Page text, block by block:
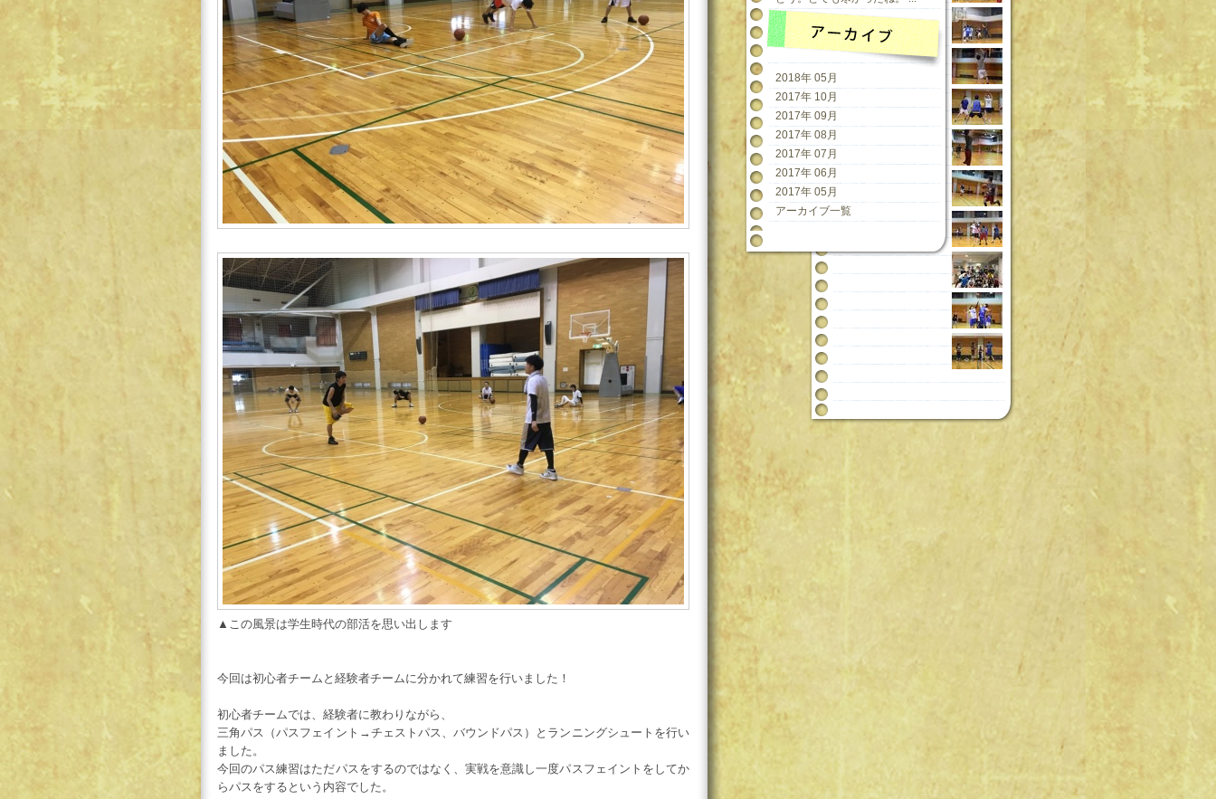
▲この風景は学生時代の部活を思い出します
今回は初心者チームと経験者チームに分かれて練習を行いました！
初心者チームでは、経験者に教わりながら、
三角パス（パスフェイント→チェストパス、バウンドパス）とランニングシュートを行い
ました。
今回のパス練習はただパスをするのではなく、実戦を意識し一度パスフェイントをしてか
らパスをするという内容でした。
2018年 05月
2017年 10月
2017年 09月
2017年 08月
2017年 07月
2017年 06月
2017年 05月
アーカイブ一覧